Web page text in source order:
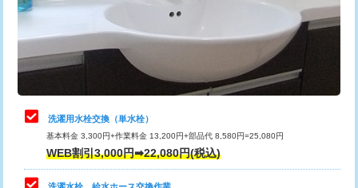
給水管工事※（塩ビ管（VP・HI）使
用（追加）/3ｍ超え)
給水管工事※（ライニング鋼管・銅
管・ポリ管・HT管使用/3ｍまで)
44,000円
給水管工事※（ライニング鋼管・銅
管・ポリ管・HT管使用/3ｍ超え)
排水管工事（土の掘削・埋め戻し作
業）
桝清掃
止水・漏水調査・防水処理・清掃・修
理・調整・分解・加工など（軽作業）
11,000円
止水・漏水調査・防水処理・清掃・修
理・調整・分解・加工など（中作業）
22,000円
止水・漏水調査・防水処理・清掃・修
理・調整・分解・加工など（重作業）
33,000円
洗濯用水栓交換（単水栓）
基本料金 3,300円+作業料金 13,200円+部品代 8,580円=25,080円
WEB割引3,000円➡22,080円(税込)